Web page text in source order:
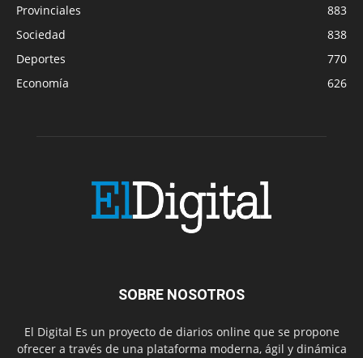
Provinciales
883
Sociedad
838
Deportes
770
Economía
626
SOBRE NOSOTROS
El Digital Es un proyecto de diarios online que se propone
ofrecer a través de una plataforma moderna, ágil y dinámica